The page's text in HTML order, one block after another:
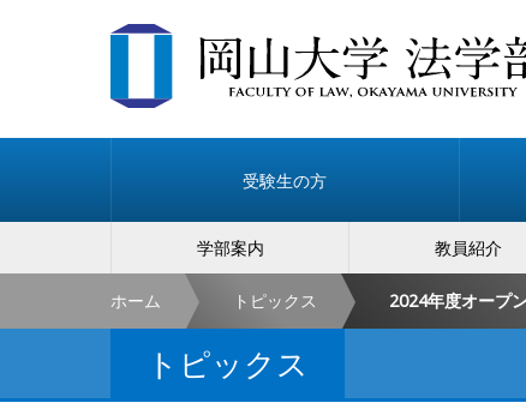
受験生の方
学部案内 教員紹介
ホーム トピックス 2024年度オープ
トピックス